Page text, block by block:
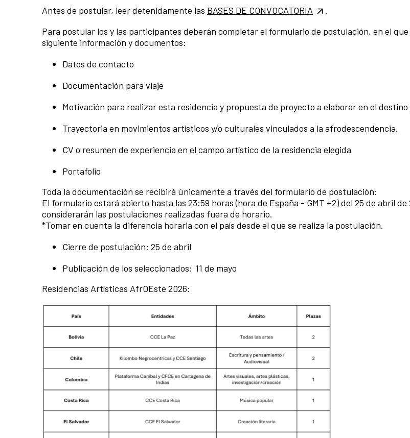
Antes de postular, leer detenidamente las BASES DE CONVOCATORIA
.
Para postular los y las participantes deberán completar el formulario de postulación, en el
siguiente información y documentos:
Datos de contacto
Documentación para viaje
Motivación para realizar esta residencia y propuesta de proyecto a elaborar en el destino
Trayectoria en movimientos artísticos y/o culturales vinculados a la afrodescendencia.
CV o resumen de experiencia en el campo artístico de la residencia elegida
Portafolio
Toda la documentación se recibirá únicamente a través del formulario de postulación:
El formulario estará abierto hasta las 23:59 horas (hora de España - GMT +2) del 25 de abril de
considerarán las postulaciones realizadas fuera de horario.
*Tomar en cuenta la diferencia horaria con el país desde el que se realiza la postulación.
Cierre de postulación: 25 de abril
Publicación de los seleccionados: 11 de mayo
Residencias Artísticas AfrOEste 2026: